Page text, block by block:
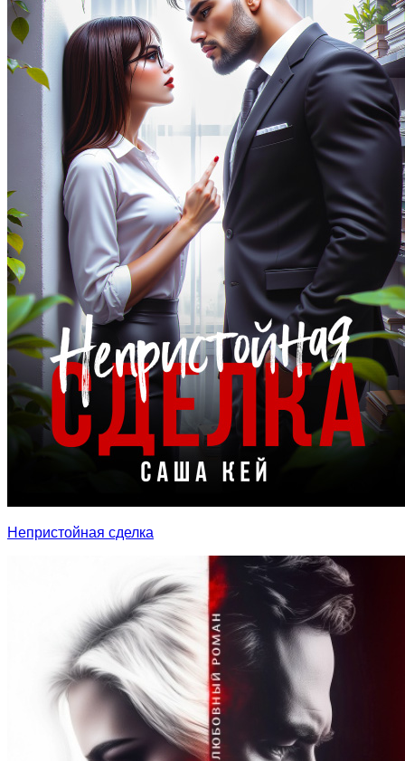
Непристойная сделка